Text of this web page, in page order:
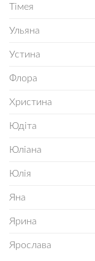
Тімея
Ульяна
Устина
Флора
Христина
Юдіта
Юліана
Юлія
Яна
Ярина
Ярослава